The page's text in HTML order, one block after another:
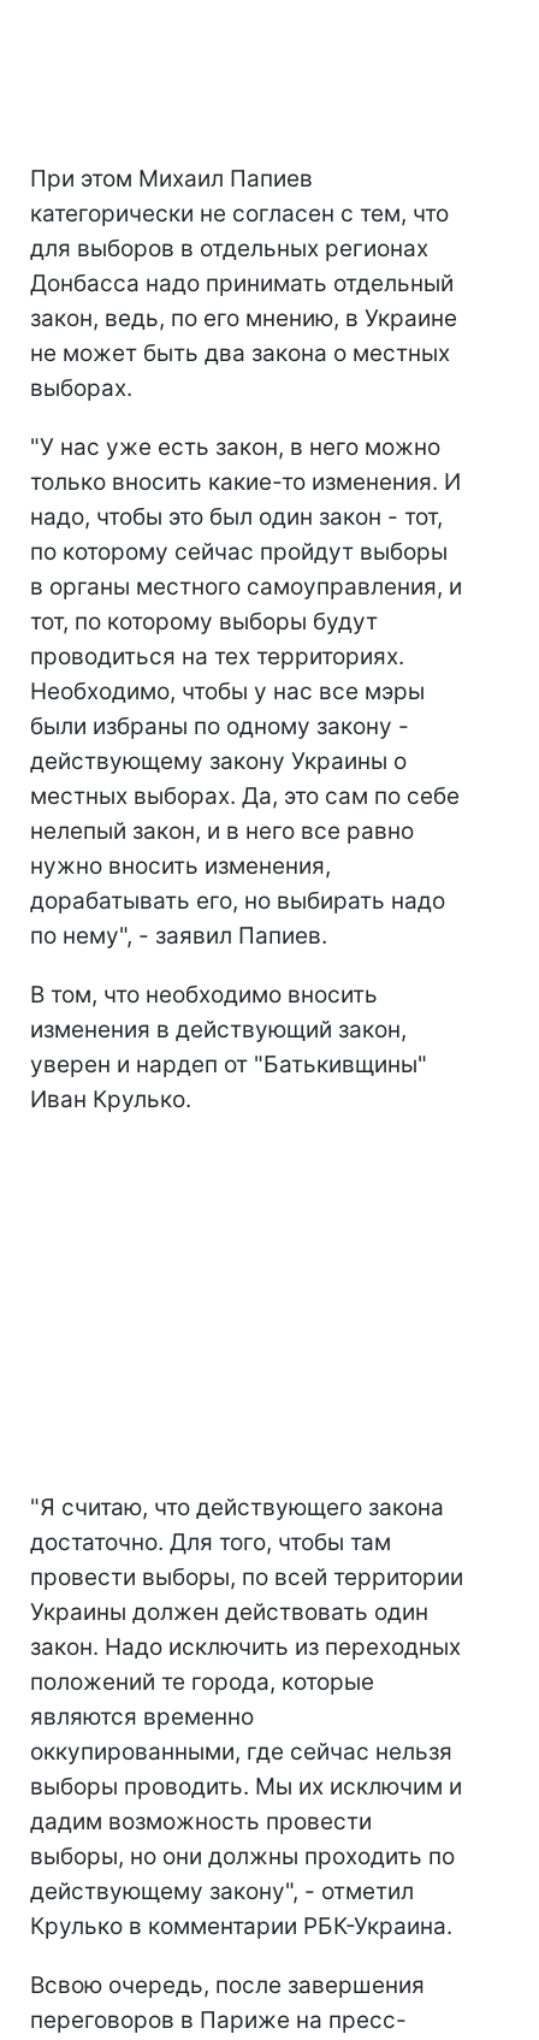
При этом Михаил Папиев
категорически не согласен с тем, что
для выборов в отдельных регионах
Донбасса надо принимать отдельный
закон, ведь, по его мнению, в Украине
не может быть два закона о местных
выборах.
"У нас уже есть закон, в него можно
только вносить какие-то изменения. И
надо, чтобы это был один закон - тот,
по которому сейчас пройдут выборы
в органы местного самоуправления, и
тот, по которому выборы будут
проводиться на тех территориях.
Необходимо, чтобы у нас все мэры
были избраны по одному закону -
действующему закону Украины о
местных выборах. Да, это сам по себе
нелепый закон, и в него все равно
нужно вносить изменения,
дорабатывать его, но выбирать надо
по нему", - заявил Папиев.
В том, что необходимо вносить
изменения в действующий закон,
уверен и нардеп от "Батькивщины"
Иван Крулько.
"Я считаю, что действующего закона
достаточно. Для того, чтобы там
провести выборы, по всей территории
Украины должен действовать один
закон. Надо исключить из переходных
положений те города, которые
являются временно
оккупированными, где сейчас нельзя
выборы проводить. Мы их исключим и
дадим возможность провести
выборы, но они должны проходить по
действующему закону", - отметил
Крулько в комментарии РБК-Украина.
Всвою очередь, после завершения
переговоров в Париже на пресс-